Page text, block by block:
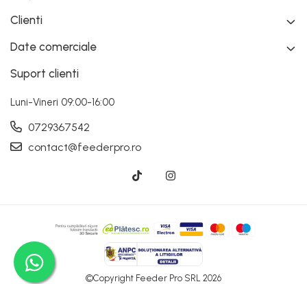
Clienti
Date comerciale
Suport clienti
Luni-Vineri 09:00-16:00
0729367542
contact@feederpro.ro
©Copyright Feeder Pro SRL 2026